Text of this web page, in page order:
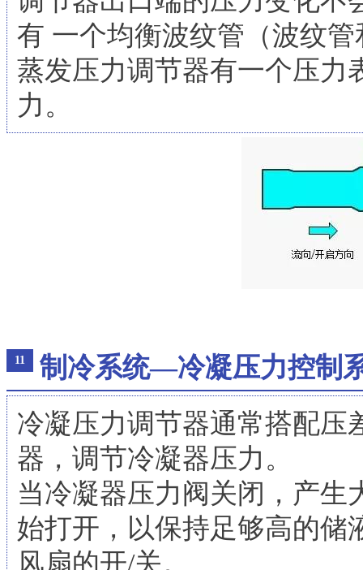
有 一个均衡波纹管（波纹
蒸发压力调节器有一个压力
力。
11
制冷系统—冷凝压力控制
冷凝压力调节器通常搭配压
器，调节冷凝器压力。
当冷凝器压力阀关闭，产生
始打开，以保持足够高的储
风扇的开/关。